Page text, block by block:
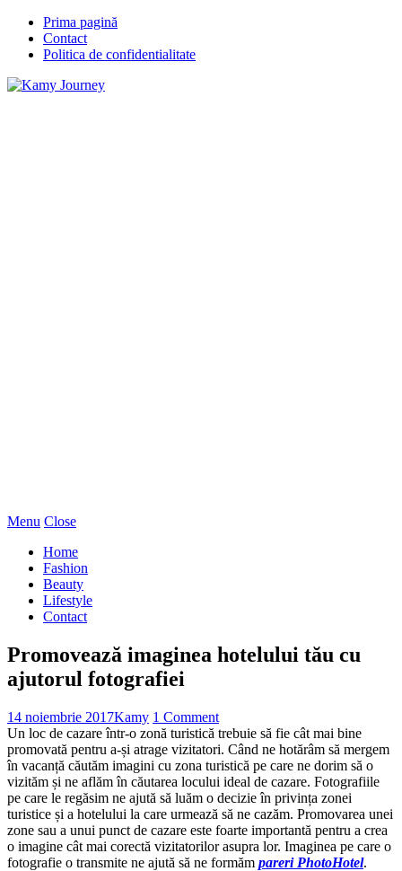
Prima pagină
Contact
Politica de confidentialitate
Menu Close
Home
Fashion
Beauty
Lifestyle
Contact
Promovează imaginea hotelului tău cu
ajutorul fotografiei
14 noiembrie 2017Kamy 1 Comment
Un loc de cazare într-o zonă turistică trebuie să fie cât mai bine
promovată pentru a-și atrage vizitatori. Când ne hotărâm să mergem
în vacanță căutăm imagini cu zona turistică pe care ne dorim să o
vizităm și ne aflăm în căutarea locului ideal de cazare. Fotografiile
pe care le regăsim ne ajută să luăm o decizie în privința zonei
turistice și a hotelului la care urmează să ne cazăm. Promovarea unei
zone sau a unui punct de cazare este foarte importantă pentru a crea
o imagine cât mai corectă vizitatorilor asupra lor. Imaginea pe care o
fotografie o transmite ne ajută să ne formăm pareri PhotoHotel.